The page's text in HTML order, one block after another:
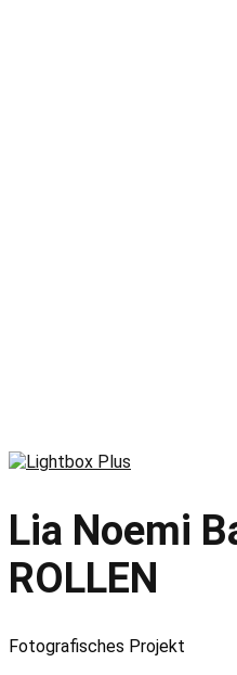
Lia Noemi
ROLLEN
Fotografisches Projekt